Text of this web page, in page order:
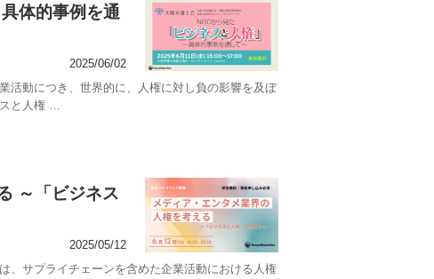
体的事例を通
2025/06/02
活動につき、世界的に、人権に対し負の影響を及ぼ
スと人権 …
～「ビジネス
2025/05/12
、サプライチェーンを含めた企業活動における人権